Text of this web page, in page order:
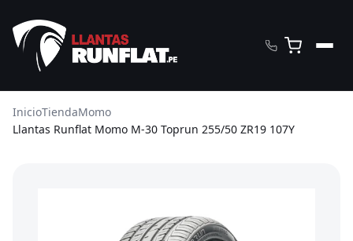
InicioTiendaMomo
Llantas Runflat Momo M-30 Toprun 255/50 ZR19 107Y